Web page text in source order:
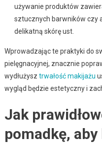
używanie produktów
sztucznych barwników czy
delikatną skórę ust.
Wprowadzając te praktyki do
pielęgnacyjnej, znacznie
wydłużysz trwałość makijażu
wygląd będzie estetyczny i
Jak
pomadkę, aby